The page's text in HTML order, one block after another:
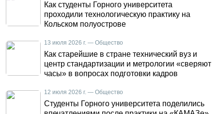
Как студенты Горного университета
проходили технологическую практику на
Кольском полуострове
13 июля 2026 г. — Общество
Как старейшие в стране технический вуз и
центр стандартизации и метрологии «сверяют
часы» в вопросах подготовки кадров
12 июля 2026 г. — Общество
Студенты Горного университета поделились